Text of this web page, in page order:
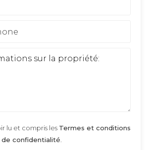
lu et compris les Termes et conditions
confidentialité